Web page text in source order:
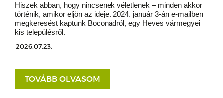
Hiszek abban, hogy nincsenek véletlenek – minden akkor
történik, amikor eljön az ideje. 2024. január 3-án e-mailben
megkeresést kaptunk Boconádról, egy Heves vármegyei
kis településről.
2026.07.23.
TOVÁBB OLVASOM